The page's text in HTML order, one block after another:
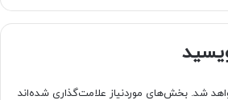
شد. بخش‌های موردنیاز علامت‌گذاری شده‌اند